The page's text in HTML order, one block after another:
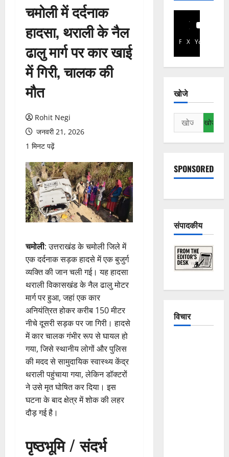
चमोली में दर्दनाक
हादसा, थराली के नैल
ढालु मार्ग पर कार खाई
में गिरी, चालक की
मौत
Rohit Negi
जनवरी 21, 2026
1 मिनट पढ़ें
चमोली: उत्तराखंड के चमोली जिले में
एक दर्दनाक सड़क हादसे में एक बुजुर्ग
व्यक्ति की जान चली गई। यह हादसा
थराली विकासखंड के नैल ढालु मोटर
मार्ग पर हुआ, जहां एक कार
अनियंत्रित होकर करीब 150 मीटर
नीचे दूसरी सड़क पर जा गिरी। हादसे
में कार चालक गंभीर रूप से घायल हो
गया, जिसे स्थानीय लोगों और पुलिस
की मदद से सामुदायिक स्वास्थ्य केंद्र
थराली पहुंचाया गया, लेकिन डॉक्टरों
ने उसे मृत घोषित कर दिया। इस
घटना के बाद क्षेत्र में शोक की लहर
दौड़ गई है।
पृष्ठभूमि / संदर्भ
Facebook
X YouTube
खोजे
निम्न
को
खोजें:
SPONSORED
संपादकीय
विचार